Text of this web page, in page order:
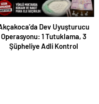
Dev Uyuşturucu
Operasyonu: 1 Tutuklama, 3
Şüpheliye Adli Kontrol